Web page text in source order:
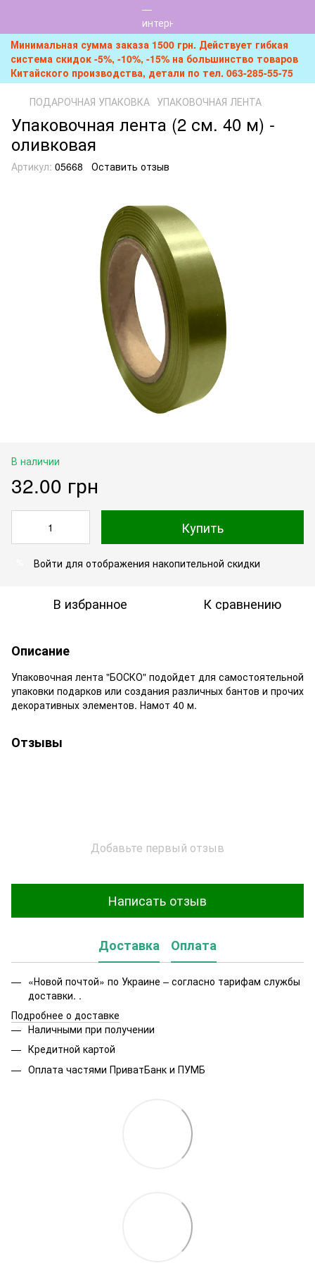
Минимальная сумма заказа 1500 грн. Действует гибкая
система скидок -5%, -10%, -15% на большинство товаров
Китайского производства, детали по тел. 063-285-55-75
ПОДАРОЧНАЯ УПАКОВКА УПАКОВОЧНАЯ ЛЕНТА
Упаковочная лента (2 см. 40 м) -
оливковая
Артикул: 05668 Оставить отзыв
В наличии
32.00 грн
Купить
Войти для отображения накопительной скидки
В избранное К сравнению
Описание
Упаковочная лента "БОСКО" подойдет для самостоятельной
упаковки подарков или создания различных бантов и прочих
декоративных элементов. Намот 40 м.
Отзывы
Добавьте первый отзыв
Написать отзыв
Доставка Оплата
«Новой почтой» по Украине – согласно тарифам службы
доставки. .
Подробнее о доставке
Наличными при получении
Кредитной картой
Оплата частями ПриватБанк и ПУМБ